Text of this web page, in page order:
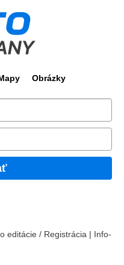
Obrázky
editácie / Registrácia | Info-